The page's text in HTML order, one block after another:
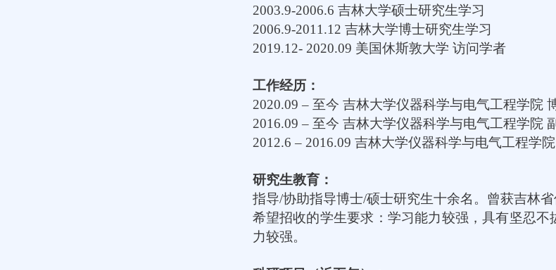
2003.9-2006.6 吉林大学硕士研究生学习
2006.9-2011.12 吉林大学博士研究生学习
2019.12- 2020.09 美国休斯敦大学 访问学者
工作经历：
2020.09 – 至今 吉林大学仪器科学与电气工程学院
2016.09 – 至今 吉林大学仪器科学与电气工程学院
2012.6 – 2016.09 吉林大学仪器科学与电气工程学
研究生教育：
指导/协助指导博士/硕士研究生十余名。曾获吉林
希望招收的学生要求：学习能力较强，具有坚忍
力较强。